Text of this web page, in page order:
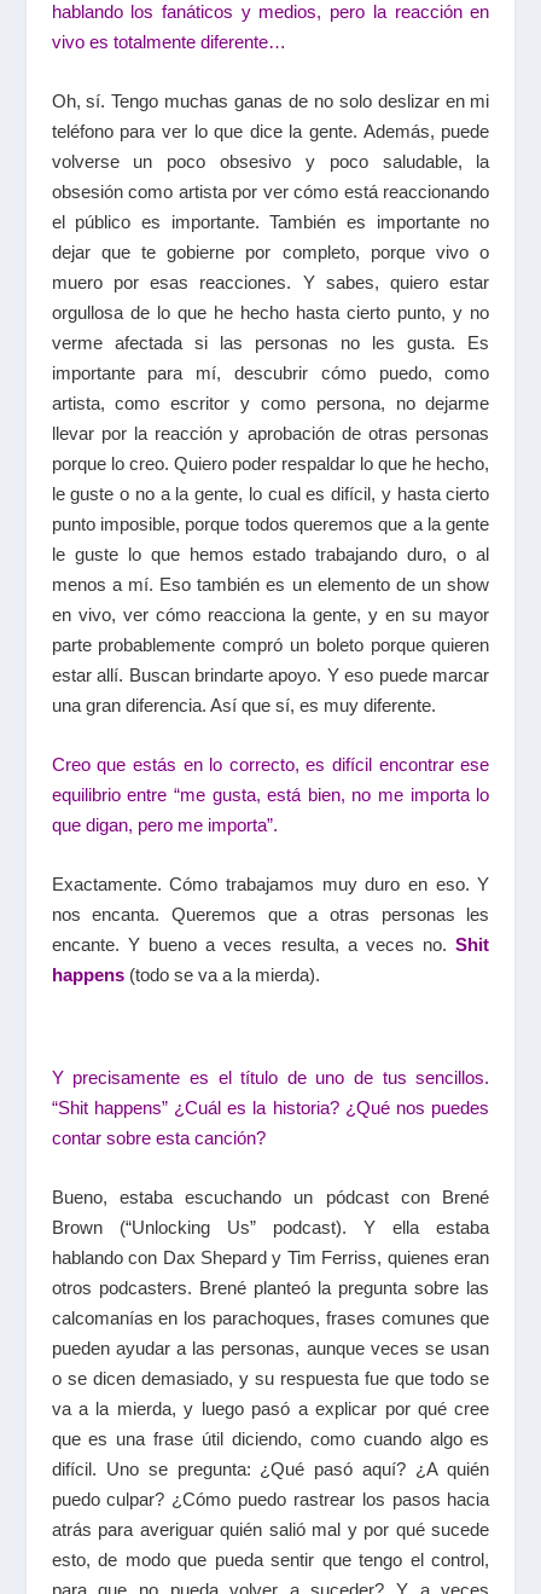
hablando los fanáticos y medios, pero la reacción en
vivo es totalmente diferente…
Oh, sí. Tengo muchas ganas de no solo deslizar en mi
teléfono para ver lo que dice la gente. Además, puede
volverse un poco obsesivo y poco saludable, la
obsesión como artista por ver cómo está reaccionando
el público es importante. También es importante no
dejar que te gobierne por completo, porque vivo o
muero por esas reacciones. Y sabes, quiero estar
orgullosa de lo que he hecho hasta cierto punto, y no
verme afectada si las personas no les gusta. Es
importante para mí, descubrir cómo puedo, como
artista, como escritor y como persona, no dejarme
llevar por la reacción y aprobación de otras personas
porque lo creo. Quiero poder respaldar lo que he hecho,
le guste o no a la gente, lo cual es difícil, y hasta cierto
punto imposible, porque todos queremos que a la gente
le guste lo que hemos estado trabajando duro, o al
menos a mí. Eso también es un elemento de un show
en vivo, ver cómo reacciona la gente, y en su mayor
parte probablemente compró un boleto porque quieren
estar allí. Buscan brindarte apoyo. Y eso puede marcar
una gran diferencia. Así que sí, es muy diferente.
Creo que estás en lo correcto, es difícil encontrar ese
equilibrio entre “me gusta, está bien, no me importa lo
que digan, pero me importa”.
Exactamente. Cómo trabajamos muy duro en eso. Y
nos encanta. Queremos que a otras personas les
encante. Y bueno a veces resulta, a veces no.Shit
happens(todo se va a la mierda).
Y precisamente es el título de uno de tus sencillos.
“Shit happens” ¿Cuál es la historia? ¿Qué nos puedes
contar sobre esta canción?
Bueno, estaba escuchando un pódcast con Brené
Brown (“Unlocking Us” podcast). Y ella estaba
hablando con Dax Shepard y Tim Ferriss, quienes eran
otros podcasters. Brené planteó la pregunta sobre las
calcomanías en los parachoques, frases comunes que
pueden ayudar a las personas, aunque veces se usan
o se dicen demasiado, y su respuesta fue que todo se
va a la mierda, y luego pasó a explicar por qué cree
que es una frase útil diciendo, como cuando algo es
difícil. Uno se pregunta: ¿Qué pasó aquí? ¿A quién
puedo culpar? ¿Cómo puedo rastrear los pasos hacia
atrás para averiguar quién salió mal y por qué sucede
esto, de modo que pueda sentir que tengo el control,
para que no pueda volver a suceder? Y a veces